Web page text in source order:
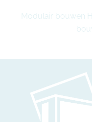
Modulair bouwen